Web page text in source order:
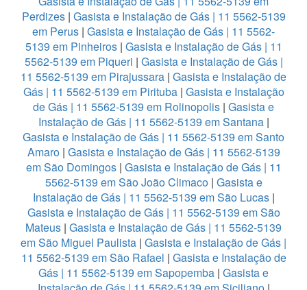
Perdizes| Gasista e Instalação de Gás | 11 5562-5139
em Perus | Gasista e Instalação de Gás | 11 5562-
5139 em Pinheiros| Gasista e Instalação de Gás | 11
5562-5139 em Piqueri | Gasista e Instalação de Gás |
11 5562-5139 em Pirajussara | Gasista e Instalação de
Gás | 11 5562-5139 em Pirituba| Gasista e Instalação
de Gás | 11 5562-5139 em Rolinopolis | Gasista e
Instalação de Gás | 11 5562-5139 em Santana|
Gasista e Instalação de Gás | 11 5562-5139 em Santo
Amaro| Gasista e Instalação de Gás | 11 5562-5139
em São Domingos| Gasista e Instalação de Gás | 11
5562-5139 em São João Climaco| Gasista e
Instalação de Gás | 11 5562-5139 em São Lucas|
Gasista e Instalação de Gás | 11 5562-5139 em São
Mateus | Gasista e Instalação de Gás | 11 5562-5139
em São Miguel Paulista | Gasista e Instalação de Gás |
11 5562-5139 em São Rafael | Gasista e Instalação de
Gás | 11 5562-5139 em Sapopemba | Gasista e